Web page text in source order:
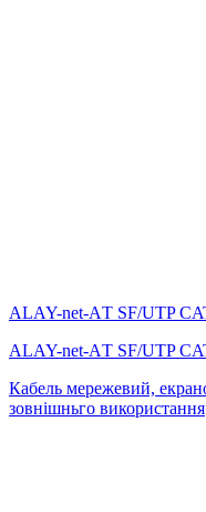
ALAY-net-AТ SF/UTP
ALAY-net-AТ SF/UTP
Кабель мережевий,
зовнішньго використання